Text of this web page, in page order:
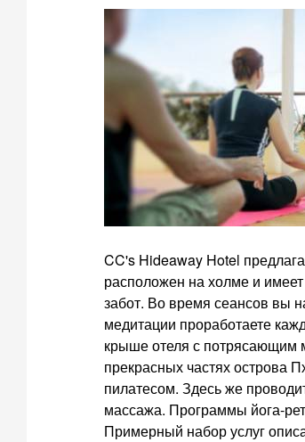
CC's Hideaway Hotel
расположен на холме и
забот. Во время сеансов вы
медитации проработаете
крыше отеля с потрясающим
прекрасных частях острова
пилатесом. Здесь же
массажа. Программы йога-
Примерный набор услуг